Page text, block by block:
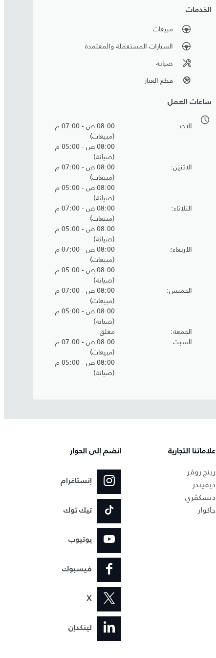
الخدمات
مبيعات
السيارات المستعملة والمعتمدة
صيانة
قطع الغيار
ساعات العمل
الاحد
08:00 ص - 07:00 م
(مبيعات)
08:00 ص - 05:00 م
(صيانة)
الاثنين
08:00 ص - 07:00 م
(مبيعات)
08:00 ص - 05:00 م
(صيانة)
الثلاثاء
08:00 ص - 07:00 م
(مبيعات)
08:00 ص - 05:00 م
(صيانة)
الأربعاء
08:00 ص - 07:00 م
(مبيعات)
08:00 ص - 05:00 م
(صيانة)
الخميس
08:00 ص - 07:00 م
(مبيعات)
08:00 ص - 05:00 م
(صيانة)
الجمعة
مغلق
السبت
08:00 ص - 07:00 م
(مبيعات)
08:00 ص - 05:00 م
(صيانة)
علاماتنا التجارية
رينج روڤر
ديفيندر
ديسكڤري
جاكوار
انضم إلى الحوار
إنستاغرام
تيك توك
يوتيوب
فيسبوك
X
لينكدإن